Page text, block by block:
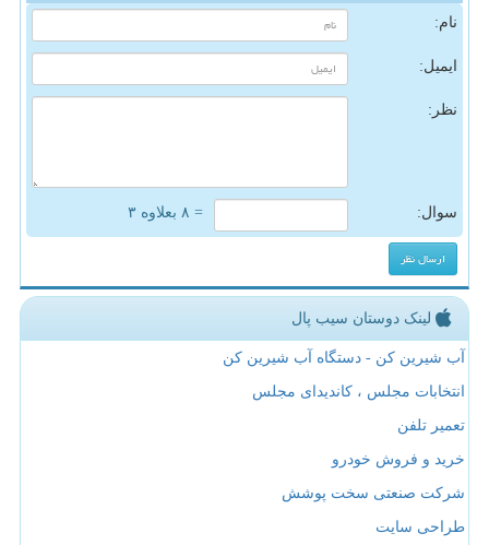
نام:
ایمیل:
نظر:
سوال: = ۸ بعلاوه ۳
لینک دوستان سیب پال
آب شیرین کن - دستگاه آب شیرین کن
انتخابات مجلس ، کاندیدای مجلس
تعمیر تلفن
خرید و فروش خودرو
شرکت صنعتی سخت پوشش
طراحی سایت